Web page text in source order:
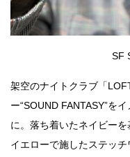
SF
架空のナイトクラブ「
ー“SOUND FANTASY”を
に。落ち着いたネイビー
イエローで施したステッチ